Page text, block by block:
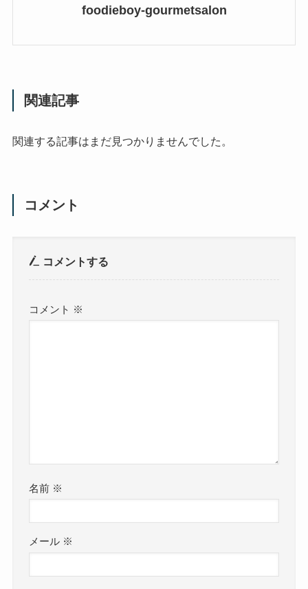
foodieboy-gourmetsalon
関連記事
関連する記事はまだ見つかりませんでした。
コメント
コメントする
コメント ※
名前 ※
メール ※